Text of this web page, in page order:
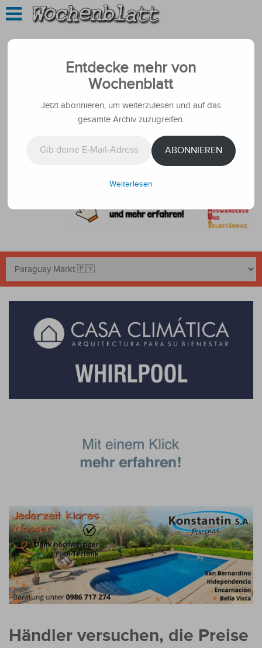
Händler versuchen, die Preise
Entdecke mehr von
Wochenblatt
Jetzt abonnieren, um weiterzulesen und auf das
gesamte Archiv zuzugreifen.
ABONNIEREN
Weiterlesen